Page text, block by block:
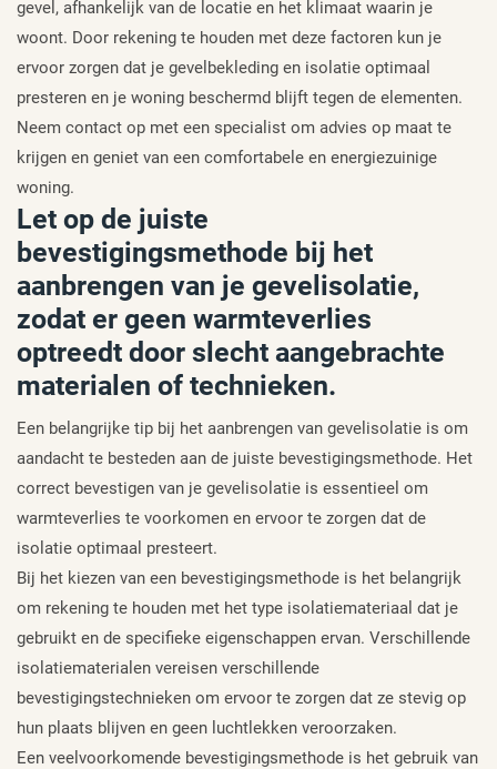
gevel, afhankelijk van de locatie en het klimaat waarin je
woont. Door rekening te houden met deze factoren kun je
ervoor zorgen dat je gevelbekleding en isolatie optimaal
presteren en je woning beschermd blijft tegen de elementen.
Neem contact op met een specialist om advies op maat te
krijgen en geniet van een comfortabele en energiezuinige
woning.
Let op de juiste
bevestigingsmethode bij het
aanbrengen van je gevelisolatie,
zodat er geen warmteverlies
optreedt door slecht aangebrachte
materialen of technieken.
Een belangrijke tip bij het aanbrengen van gevelisolatie is om
aandacht te besteden aan de juiste bevestigingsmethode. Het
correct bevestigen van je gevelisolatie is essentieel om
warmteverlies te voorkomen en ervoor te zorgen dat de
isolatie optimaal presteert.
Bij het kiezen van een bevestigingsmethode is het belangrijk
om rekening te houden met het type isolatiemateriaal dat je
gebruikt en de specifieke eigenschappen ervan. Verschillende
isolatiematerialen vereisen verschillende
bevestigingstechnieken om ervoor te zorgen dat ze stevig op
hun plaats blijven en geen luchtlekken veroorzaken.
Een veelvoorkomende bevestigingsmethode is het gebruik van